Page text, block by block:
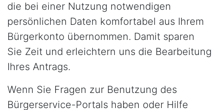
die bei einer Nutzung notwendigen
persönlichen Daten komfortabel aus Ihrem
Bürgerkonto übernommen. Damit sparen
Sie Zeit und erleichtern uns die Bearbeitung
Ihres Antrags.
Wenn Sie Fragen zur Benutzung des
Bürgerservice-Portals haben oder Hilfe